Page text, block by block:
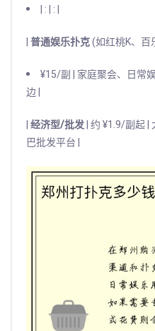
| : | : |
|普通娱乐扑克(如红桃K、百
¥15/副 | 家庭聚会、日常
边 |
|经济型/批发| 约 ¥1.9/副起 |
巴批发平台 |